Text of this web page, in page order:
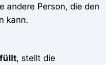
andere Person, die den
kann.
, stellt die